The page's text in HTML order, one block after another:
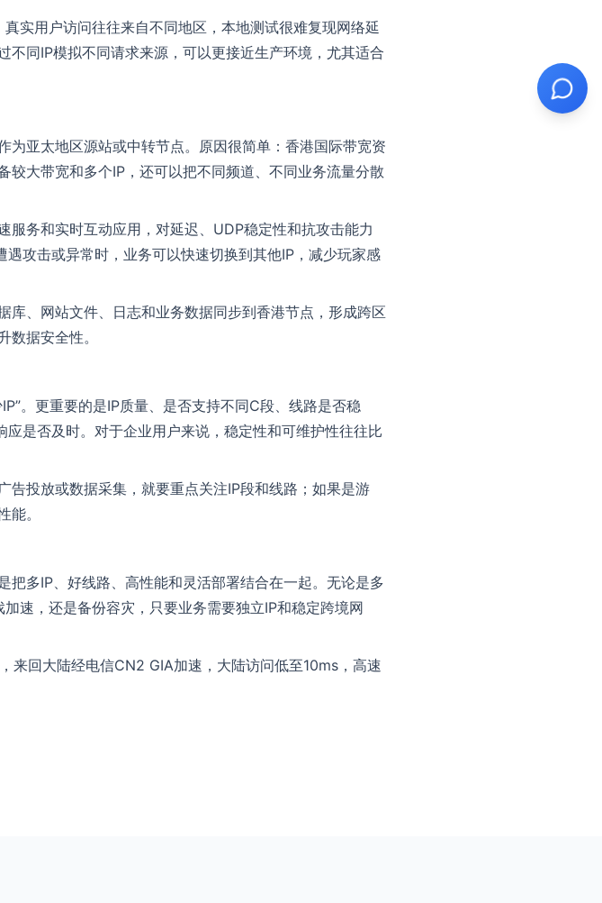
实用户访问往往来自不同地区，本地测试很难复现网络延
同IP模拟不同请求来源，可以更接近生产环境，尤其适合
亚太地区源站或中转节点。原因很简单：香港国际带宽资
大带宽和多个IP，还可以把不同频道、不同业务流量分散
务和实时互动应用，对延迟、UDP稳定性和抗攻击能力
攻击或异常时，业务可以快速切换到其他IP，减少玩家感
、网站文件、日志和业务数据同步到香港节点，形成跨区
据安全性。
。更重要的是IP质量、是否支持不同C段、线路是否稳
是否及时。对于企业用户来说，稳定性和可维护性往往比
投放或数据采集，就要重点关注IP段和线路；如果是游
。
把多IP、好线路、高性能和灵活部署结合在一起。无论是多
速，还是备份容灾，只要业务需要独立IP和稳定跨境网
来回大陆经电信CN2 GIA加速，大陆访问低至10ms，高速
Email